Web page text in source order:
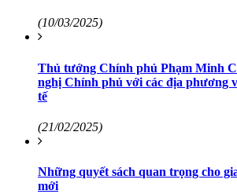
(10/03/2025)
Thủ tướng Chính phủ Phạm Minh
nghị Chính phủ với các địa phương
tế
(21/02/2025)
Những quyết sách quan trọng cho
mới